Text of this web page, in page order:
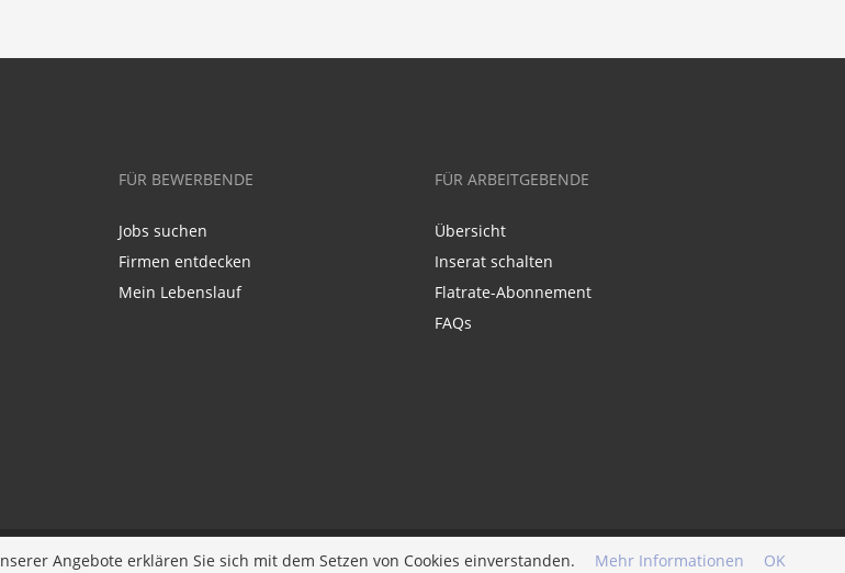
FÜR BEWERBENDE
Jobs suchen
Firmen entdecken
Mein Lebenslauf
FÜR ARBEITGEBENDE
Übersicht
Inserat schalten
Flatrate-Abonnement
FAQs
Angebote erklären Sie sich mit dem Setzen von Cookies einverstanden. Mehr Informationen OK